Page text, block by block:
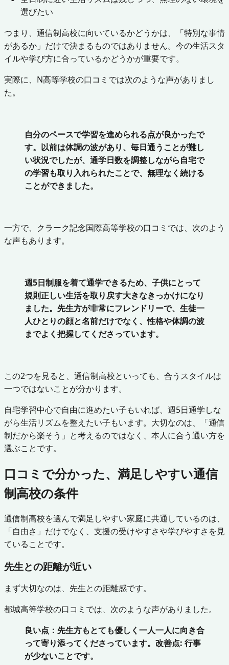
選びたい
つまり、通信制高校に向いているかどうかは、「特別な事情
があるか」だけで決まるものではありません。今の生活スタ
イルや学び方に合っているかどうかが重要です。
実際に、N高等学校の口コミでは次のような声がありまし
た。
自分のペースで学習を進められる点が良かったで
す。以前は体調の波があり、毎日通うことが難し
い状況でしたが、通学日数を調整しながら自宅で
の学習も取り入れられたことで、無理なく続ける
ことができました。
一方で、クラーク記念国際高等学校の口コミでは、次のよう
な声もあります。
週5日制服を着て通学できるため、子供にとって
規則正しい生活を取り戻す大きなきっかけになり
ました。先生方が非常にフレンドリーで、生徒一
人ひとりの顔と名前だけでなく、性格や体調の波
までよく把握してくださっています。
この2つを見ると、通信制高校といっても、合うスタイルは
一つではないことが分かります。
自宅学習中心で自由に進めたい子もいれば、週5日通学しな
がら生活リズムを整えたい子もいます。大切なのは、「通信
制だから楽そう」と考えるのではなく、本人に合う通い方を
選ぶことです。
口コミで分かった、満足しやすい通信
制高校の条件
通信制高校を選んで満足しやすい家庭に共通しているのは、
「自由さ」だけでなく、支援の受けやすさや学びやすさを見
ていることです。
先生との距離が近い
まず大切なのは、先生との距離感です。
都城高等学校の口コミでは、次のような声がありました。
良い点：先生方もとても優しく一人一人に向き合
って寄り添ってくださっています。改善点: 行事
が少ないことです。